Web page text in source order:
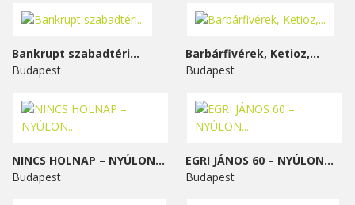
Bankrupt szabadtéri...
Budapest
Barbárfivérek, Ketioz,...
Budapest
NINCS HOLNAP – NYÚLON...
Budapest
EGRI JÁNOS 60 – NYÚLON...
Budapest